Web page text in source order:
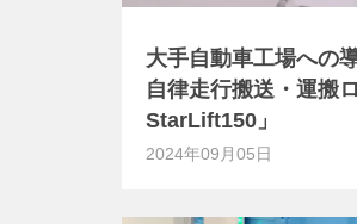
大手自動車工場への
自律走行搬送・運搬
StarLift150」
2024年09月05日